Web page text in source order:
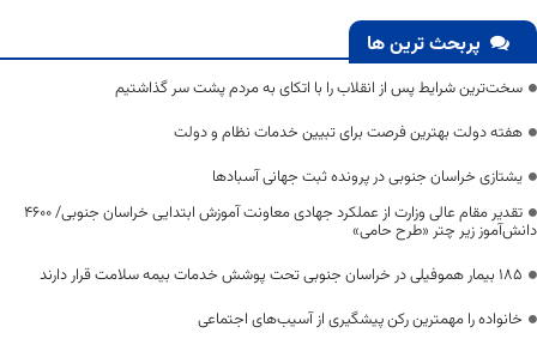
پربحث ترین ها
سخت‌ترین شرایط پس از انقلاب را با اتکای به مردم پشت سر گذاشتیم
هفته دولت بهترین فرصت برای تبیین خدمات نظام و دولت
یشتازی خراسان جنوبی در پرونده ثبت جهانی آسبادها
تقدیر مقام عالی وزارت از عملکرد جهادی معاونت آموزش ابتدایی خراسان جنوبی/ ۴۶۰۰
دانش‌آموز زیر چتر «طرح حامی»
۱۸۵ بیمار هموفیلی در خراسان جنوبی تحت پوشش خدمات بیمه سلامت قرار دارند
خانواده را مهمترین رکن پیشگیری از آسیب‌های اجتماعی